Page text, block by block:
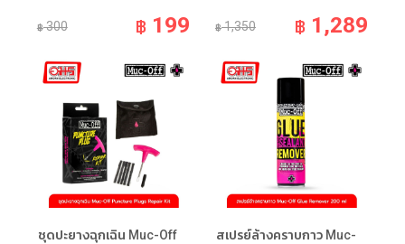
฿300 ฿ 199 ฿1,350 ฿ 1,289
ชุดปะยางฉุกเฉิน Muc-Off
สเปรย์ล้างคราบกาว Muc-